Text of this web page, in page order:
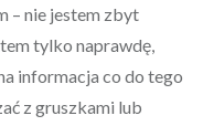
– nie jestem zbyt
tylko naprawdę,
informacja co do tego
z gruszkami lub